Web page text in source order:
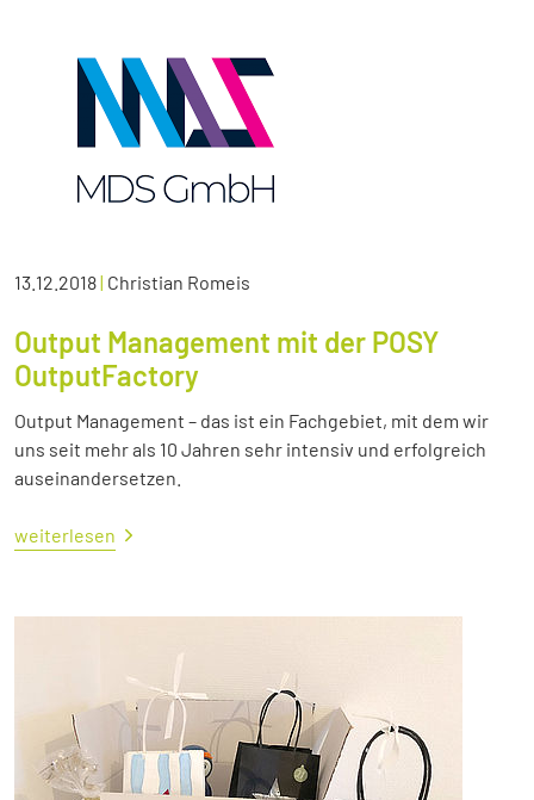
13.12.2018| Christian Romeis
Output Management mit der POSY
OutputFactory
Output Management – das ist ein Fachgebiet, mit dem wir
uns seit mehr als 10 Jahren sehr intensiv und erfolgreich
auseinandersetzen.
weiterlesen